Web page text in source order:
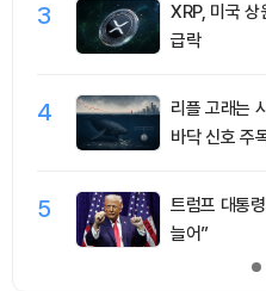
3
XRP, 미국 상
급락
4
리플 고래는
바닥 신호 주
5
트럼프 대통
늘어”